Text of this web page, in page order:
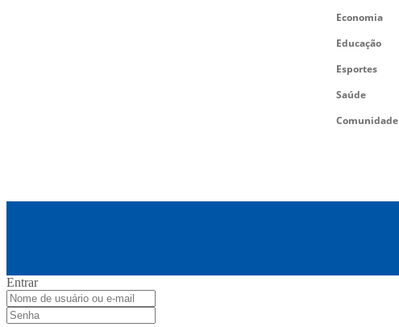
Economia
Educação
Esportes
Saúde
Comunidade
Entrar